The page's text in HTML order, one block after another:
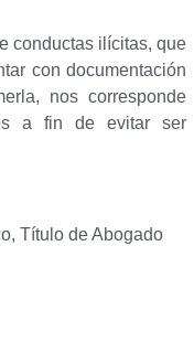
conductas ilícitas, que
con documentación
nos corresponde
a fin de evitar ser
Título de Abogado